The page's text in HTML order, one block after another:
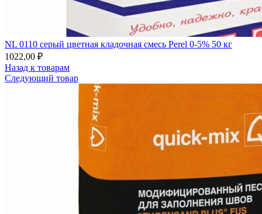
NL 0110 серый цветная кладочная смесь Perel 0-5% 50 кг
1022,00 ₽
Назад к товарам
Следующий товар